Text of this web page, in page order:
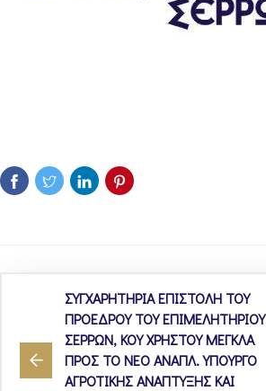
ΣΥΓΧΑΡΗΤΗΡΙΑ ΕΠΙΣΤΟΛΗ ΤΟΥ
ΠΡΟΕΔΡΟΥ ΤΟΥ ΕΠΙΜΕΛΗΤΗΡΙΟΥ
ΣΕΡΡΩΝ, ΚΟΥ ΧΡΗΣΤΟΥ ΜΕΓΚΛΑ
ΠΡΟΣ ΤΟ ΝΕO ΑΝΑΠΛ. ΥΠΟΥΡΓΟ
ΑΓΡΟΤΙΚΗΣ ΑΝΑΠΤΥΞΗΣ ΚΑΙ